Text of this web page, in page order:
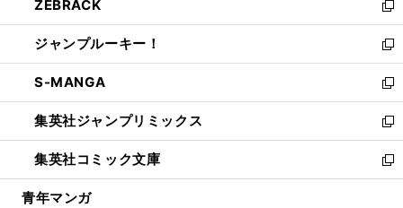
く
で
開
く
ド
ウ
で
開
く
ィ
ン
ド
ウ
で
開
く
い
ウ
ィ
ン
ド
ウ
で
開
く
ZEBRACK
新
し
い
ウ
ィ
ン
ド
ウ
で
開
ジャンプルーキー！
新
し
い
ウ
ィ
ン
ド
ウ
S-MANGA
新
し
い
ウ
ィ
ン
集英社ジャンプリミックス
新
し
い
ウ
集英社コミック文庫
新
し
青年マンガ